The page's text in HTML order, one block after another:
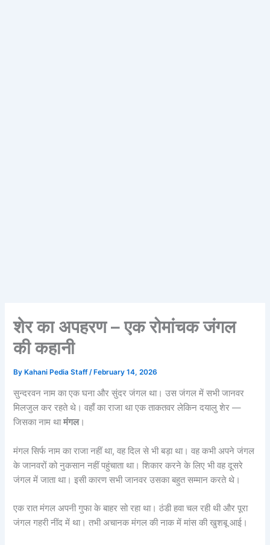
शेर का अपहरण – एक रोमांचक जंगल
की कहानी
ByKahani Pedia Staff /February 14, 2026
सुन्दरवन नाम का एक घना और सुंदर जंगल था। उस जंगल में सभी जानवर
मिलजुल कर रहते थे। वहाँ का राजा था एक ताकतवर लेकिन दयालु शेर —
जिसका नाम थामंगल।
मंगल सिर्फ नाम का राजा नहीं था, वह दिल से भी बड़ा था। वह कभी अपने जंगल
के जानवरों को नुकसान नहीं पहुंचाता था। शिकार करने के लिए भी वह दूसरे
जंगल में जाता था। इसी कारण सभी जानवर उसका बहुत सम्मान करते थे।
एक रात मंगल अपनी गुफा के बाहर सो रहा था। ठंडी हवा चल रही थी और पूरा
जंगल गहरी नींद में था। तभी अचानक मंगल की नाक में मांस की खुशबू आई।